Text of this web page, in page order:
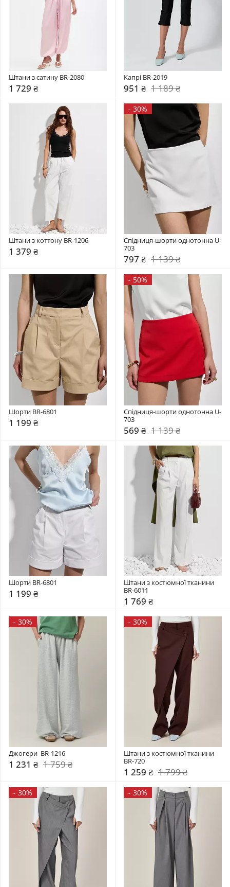
Штани з сатину BR-2080
1 729 ₴
Капрі BR-2019
951 ₴ 1 189 ₴
Штани з коттону BR-1206
1 379 ₴
- 30%
Спідниця-шорти однотонна U-
703
797 ₴ 1 139 ₴
Шорти BR-6801
1 199 ₴
- 50%
Спідниця-шорти однотонна U-
703
569 ₴ 1 139 ₴
Шорти BR-6801
1 199 ₴
Штани з костюмної тканини
BR-6011
1 769 ₴
- 30%
Джогери  BR-1216
1 231 ₴ 1 759 ₴
- 30%
Штани з костюмної тканини
BR-720
1 259 ₴ 1 799 ₴
- 30% - 30%